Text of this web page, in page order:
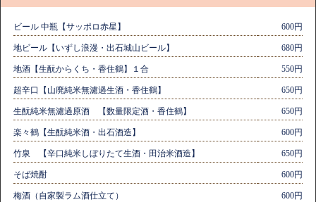
ビール 中瓶【サッポロ赤星】 600円
地ビール【いずし浪漫・出石城山ビール】 680円
地酒【生酛からくち・香住鶴】１合 550円
超辛口【山廃純米無濾過生酒・香住鶴】 650円
生酛純米無濾過原酒 【数量限定酒・香住鶴】 650円
楽々鶴【生酛純米酒・出石酒造】 600円
竹泉 【辛口純米しぼりたて生酒・田治米酒造】 650円
そば焼酎 600円
梅酒（自家製ラム酒仕立て） 600円